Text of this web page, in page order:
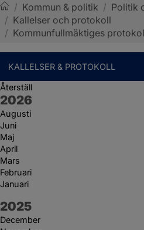
Sotenäs kommun
/ Kommun & politik / Politik
/ Kallelser och protokoll
/ Kommunfullmäktiges
KALLELSER & PROTOKOLL
Återställ
År:
2026
Augusti
Juni
Maj
April
Mars
Februari
Januari
År:
2025
December